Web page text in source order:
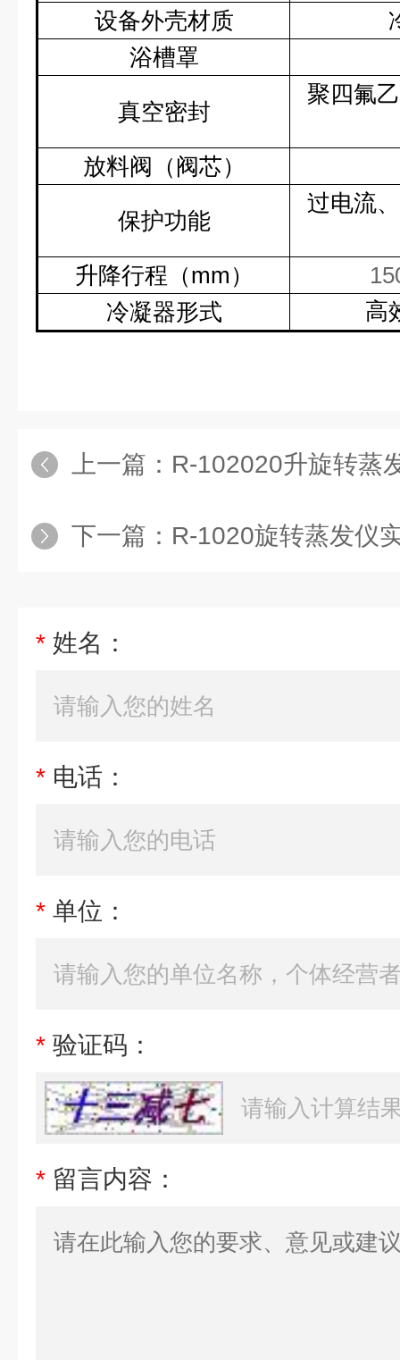
设备外壳材质
浴槽罩
真空密封
聚四氟
放料阀（阀芯）
保护功能
过电流
升降行程（mm ）
冷凝器形式
高
上一篇： R-102020升旋转蒸
下一篇： R-1020旋转蒸发仪
* 姓名：
* 电话：
* 单位：
* 验证码：
* 留言内容：